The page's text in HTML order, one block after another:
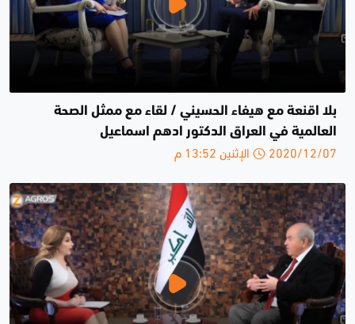
بلا اقنعة مع هيفاء الحسيني / لقاء مع ممثل الصحة
العالمية في العراق الدكتور ادهم اسماعيل
2020/12/07 الإثنين 13:52 م